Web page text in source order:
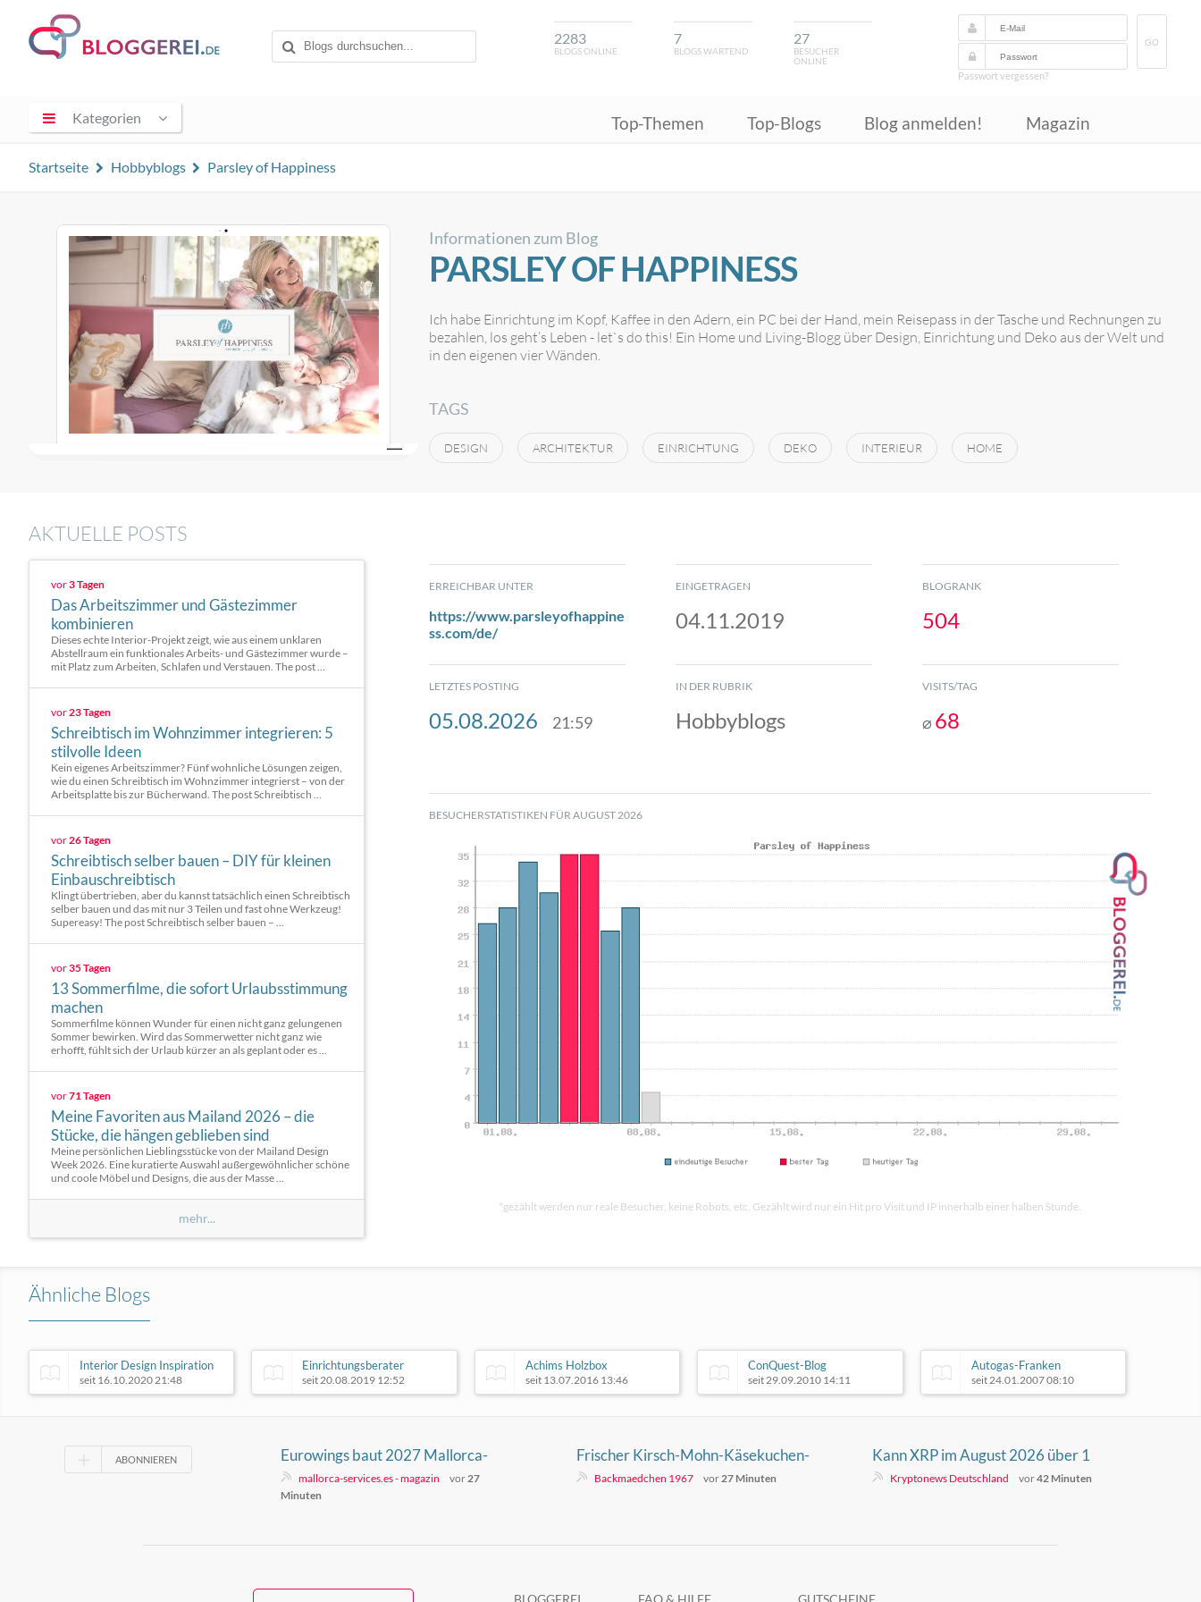
2283
BLOGS ONLINE
7
BLOGS WARTEND
27
BESUCHER
ONLINE
GO
Passwort vergessen?
Kategorien Top-Themen Top-Blogs Blog anmelden! Magazin
Startseite Hobbyblogs Parsley of Happiness
Informationen zum Blog
PARSLEY OF HAPPINESS
Ich habe Einrichtung im Kopf, Kaffee in den Adern, ein PC bei der Hand, mein Reisepass in der Tasche und Rechnungen zu
bezahlen, los geht’s Leben - let`s do this! Ein Home und Living-Blogg über Design, Einrichtung und Deko aus der Welt und
in den eigenen vier Wänden.
TAGS
DESIGN ARCHITEKTUR EINRICHTUNG DEKO INTERIEUR HOME
AKTUELLE POSTS
vor3 Tagen
Das Arbeitszimmer und Gästezimmer
kombinieren
Dieses echte Interior-Projekt zeigt, wie aus einem unklaren
Abstellraum ein funktionales Arbeits- und Gästezimmer wurde –
mit Platz zum Arbeiten, Schlafen und Verstauen. The post ...
vor23 Tagen
Schreibtisch im Wohnzimmer integrieren: 5
stilvolle Ideen
Kein eigenes Arbeitszimmer? Fünf wohnliche Lösungen zeigen,
wie du einen Schreibtisch im Wohnzimmer integrierst – von der
Arbeitsplatte bis zur Bücherwand. The post Schreibtisch ...
vor26 Tagen
Schreibtisch selber bauen – DIY für kleinen
Einbauschreibtisch
Klingt übertrieben, aber du kannst tatsächlich einen Schreibtisch
selber bauen und das mit nur 3 Teilen und fast ohne Werkzeug!
Supereasy! The post Schreibtisch selber bauen – ...
vor35 Tagen
13 Sommerfilme, die sofort Urlaubsstimmung
machen
Sommerfilme können Wunder für einen nicht ganz gelungenen
Sommer bewirken. Wird das Sommerwetter nicht ganz wie
erhofft, fühlt sich der Urlaub kürzer an als geplant oder es ...
vor71 Tagen
Meine Favoriten aus Mailand 2026 – die
Stücke, die hängen geblieben sind
Meine persönlichen Lieblingsstücke von der Mailand Design
Week 2026. Eine kuratierte Auswahl außergewöhnlicher schöne
und coole Möbel und Designs, die aus der Masse ...
mehr...
ERREICHBAR UNTER
https://www.parsleyofhappine
ss.com/de/
EINGETRAGEN
04.11.2019
BLOGRANK
504
LETZTES POSTING
05.08.2026 21:59
IN DER RUBRIK
Hobbyblogs
VISITS/TAG
⌀ 68
BESUCHERSTATISTIKEN FÜR AUGUST 2026
*gezählt werden nur reale Besucher, keine Robots, etc. Gezählt wird nur ein Hit pro Visit und IP innerhalb einer halben Stunde.
Ähnliche Blogs
Interior Design Inspiration
seit 16.10.2020 21:48
Einrichtungsberater
seit 20.08.2019 12:52
Achims Holzbox
seit 13.07.2016 13:46
ConQuest-Blog
seit 29.09.2010 14:11
Autogas-Franken
seit 24.01.2007 08:10
ABONNIEREN
Eurowings baut 2027 Mallorca-
Flüge ab Saarbrücken aus
mallorca-services.es - magazin vor 27
Minuten
Frischer Kirsch-Mohn-Käsekuchen-
cremiger Käsekuchen mit
Backmaedchen 1967 vor 27 Minuten
Kann XRP im August 2026 über 1
Dollar bleiben?
Kryptonews Deutschland vor42 Minuten
BLOGGEREI FAQ & HILFE GUTSCHEINE